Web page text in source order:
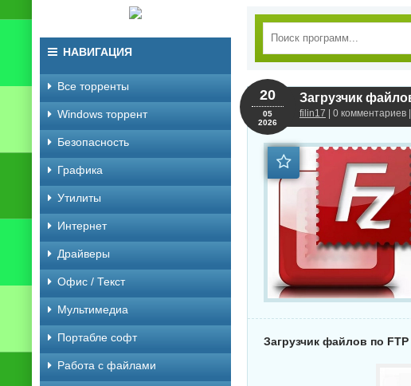
Загрузчик
filin17 | 0 комментариев |
20
05
2026
Загрузчик файлов по
НАВИГАЦИЯ
Все торренты
Windows торрент
Безопасность
Графика
Утилиты
Интернет
Драйверы
Офис / Текст
Мультимедиа
Портабле софт
Работа с файлами